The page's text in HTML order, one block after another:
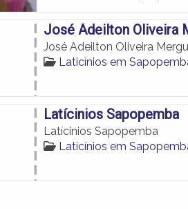
José Adeilton Oliveira
José Adeilton Oliveira
Laticínios em
Latícinios Sapopemba
Latícinios Sapopemba
Laticínios em